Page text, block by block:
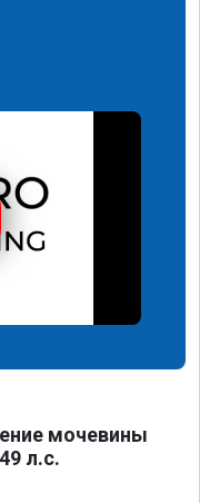
мочевины
л.с.